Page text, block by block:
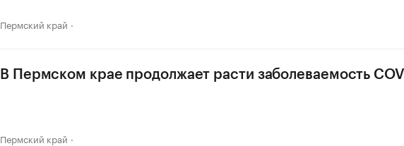
Пермский край
В Пермском крае продолжает расти заболеваемость
Пермский край